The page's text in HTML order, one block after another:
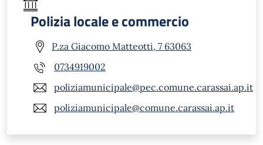
Polizia locale e commercio
P.za Giacomo Matteotti, 7 63063
0734919002
poliziamunicipale@pec.comune.carassai.ap.it
poliziamunicipale@comune.carassai.ap.it